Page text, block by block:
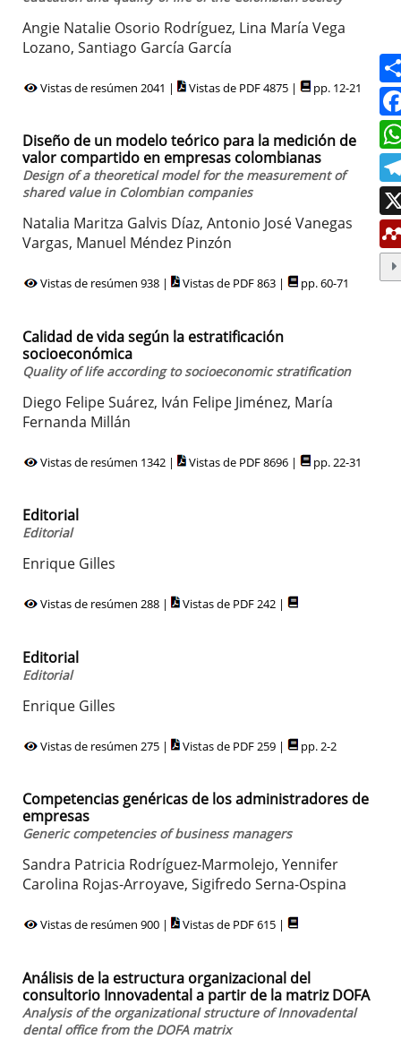
Angie Natalie Osorio Rodríguez, Lina María Vega
Lozano, Santiago García García
Vistas de resúmen 2041 | Vistas de PDF 4875 | pp. 12-21
Diseño de un modelo teórico para la medición de
valor compartido en empresas colombianas
Design of a theoretical model for the measurement of
shared value in Colombian companies
Natalia Maritza Galvis Díaz, Antonio José Vanegas
Vargas, Manuel Méndez Pinzón
Vistas de resúmen 938 | Vistas de PDF 863 | pp. 60-71
Calidad de vida según la estratificación
socioeconómica
Quality of life according to socioeconomic stratification
Diego Felipe Suárez, Iván Felipe Jiménez, María
Fernanda Millán
Vistas de resúmen 1342 | Vistas de PDF 8696 | pp. 22-31
Editorial
Editorial
Enrique Gilles
Vistas de resúmen 288 | Vistas de PDF 242 |
Editorial
Editorial
Enrique Gilles
Vistas de resúmen 275 | Vistas de PDF 259 | pp. 2-2
Competencias genéricas de los administradores de
empresas
Generic competencies of business managers
Sandra Patricia Rodríguez-Marmolejo, Yennifer
Carolina Rojas-Arroyave, Sigifredo Serna-Ospina
Vistas de resúmen 900 | Vistas de PDF 615 |
Análisis de la estructura organizacional del
consultorio Innovadental a partir de la matriz DOFA
Analysis of the organizational structure of Innovadental
dental office from the DOFA matrix